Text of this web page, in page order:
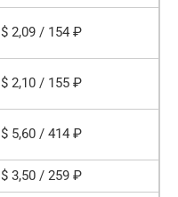
$ 2,09 / 154 ₽
$ 2,10 / 155 ₽
$ 5,60 / 414 ₽
$ 3,50 / 259 ₽